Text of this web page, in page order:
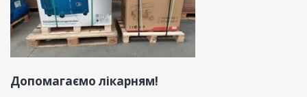
Допомагаємо лікарням!